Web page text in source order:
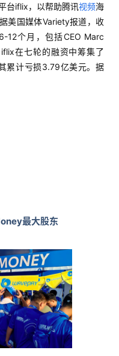
台iflix，以帮助腾讯视频海
美国媒体Variety报道，收
12个月，包括CEO Marc
在七轮的融资中筹集了
累计亏损3.79亿美元。据
最大股东